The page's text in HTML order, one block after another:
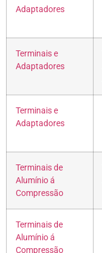
Adaptadores
Terminais e
Adaptadores
Terminais e
Adaptadores
Terminais de
Alumínio á
Compressão
Terminais de
Alumínio á
Compressão